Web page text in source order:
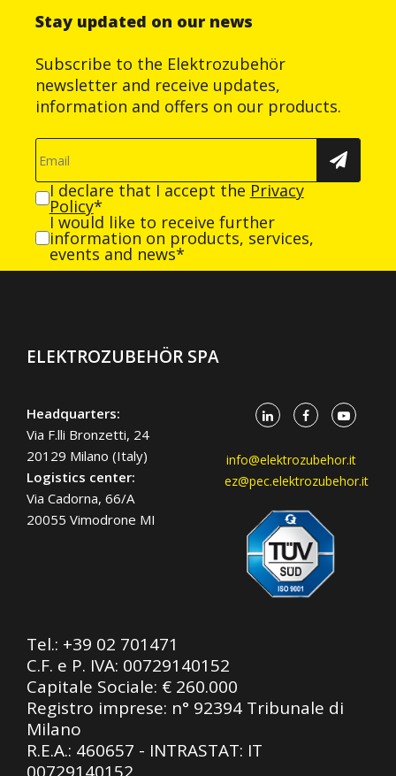
Stay updated on our news
Subscribe to the Elektrozubehör
newsletter and receive updates,
information and offers on our products.
I declare that I accept the Privacy
Policy*
I would like to receive further
information on products, services,
events and news*
ELEKTROZUBEHÖR SPA
Headquarters:
Via F.lli Bronzetti, 24
20129 Milano (Italy)
Logistics center:
Via Cadorna, 66/A
20055 Vimodrone MI
info@elektrozubehor.it
ez@pec.elektrozubehor.it
Tel.: +39 02 701471
C.F. e P. IVA: 00729140152
Capitale Sociale: € 260.000
Registro imprese: n° 92394 Tribunale di
Milano
R.E.A.: 460657 - INTRASTAT: IT